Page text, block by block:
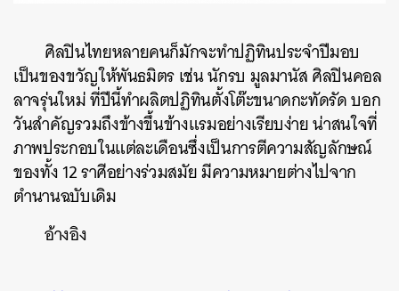
ศิลปินไทยหลายคนก็มักจะทำปฏิทินประจำปีมอบ
เป็นของขวัญให้พันธมิตร เช่น นักรบ มูลมานัส ศิลปินคอล
ลาจรุ่นใหม่ ที่ปีนี้ทำผลิตปฏิทินตั้งโต๊ะขนาดกะทัดรัด บอก
วันสำคัญรวมถึงข้างขึ้นข้างแรมอย่างเรียบง่าย น่าสนใจที่
ภาพประกอบในแต่ละเดือนซึ่งเป็นการตีความสัญลักษณ์
ของทั้ง 12 ราศีอย่างร่วมสมัย มีความหมายต่างไปจาก
ตำนานฉบับเดิม
อ้างอิง